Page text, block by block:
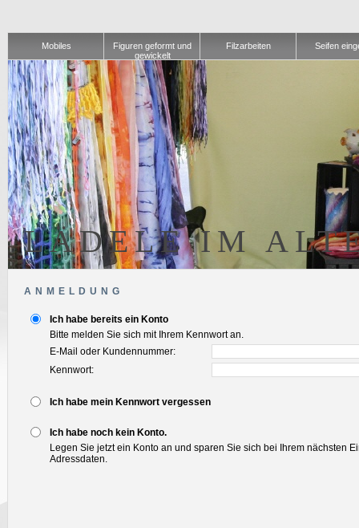
Mobiles
Figuren geformt und
gewickelt
Filzarbeiten Seifen
LÄDELE IM
ANMELDUNG
Ich habe bereits ein Konto
Bitte melden Sie sich mit Ihrem Kennwort an.
E-Mail oder Kundennummer:
Kennwort:
Ich habe mein Kennwort vergessen
Ich habe noch kein Konto.
Legen Sie jetzt ein Konto an und sparen Sie sich bei Ihrem nächsten
Adressdaten.